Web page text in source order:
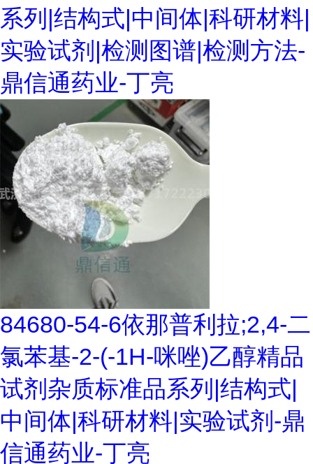
系列|结构式|中间体|科研材料|
实验试剂|检测图谱|检测方法-
鼎信通药业-丁亮
84680-54-6依那普利拉;2,4-二
氯苯基-2-(-1H-咪唑)乙醇精品
试剂杂质标准品系列|结构式|
中间体|科研材料|实验试剂-鼎
信通药业-丁亮